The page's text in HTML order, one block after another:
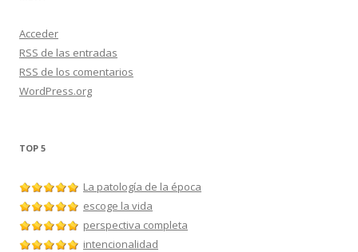
Acceder
RSS de las entradas
RSS de los comentarios
WordPress.org
TOP 5
La patología de la época
escoge la vida
perspectiva completa
intencionalidad